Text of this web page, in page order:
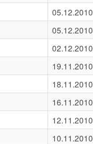
05.12.2010
05.12.2010
02.12.2010
19.11.2010
18.11.2010
16.11.2010
12.11.2010
10.11.2010